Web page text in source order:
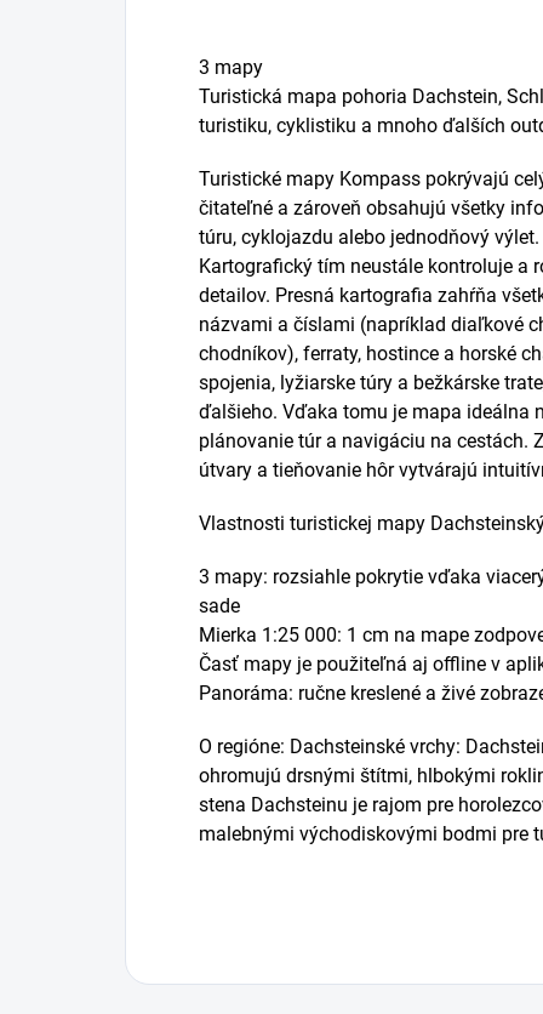
3 mapy
Turistická mapa pohoria Dachstein,
turistiku, cyklistiku a mnoho ďalších
Turistické mapy Kompass pokrývajú
čitateľné a zároveň obsahujú všetky
túru, cyklojazdu alebo jednodňový
Kartografický tím neustále kontroluje a
detailov. Presná kartografia zahŕňa
názvami a číslami (napríklad diaľkové
chodníkov), ferraty, hostince a horské
spojenia, lyžiarske túry a bežkárske
ďalšieho. Vďaka tomu je mapa ideálna
plánovanie túr a navigáciu na cestách.
útvary a tieňovanie hôr vytvárajú
Vlastnosti turistickej mapy
3 mapy: rozsiahle pokrytie vďaka
sade
Mierka 1:25 000: 1 cm na mape
Časť mapy je použiteľná aj offline v
Panoráma: ručne kreslené a živé
O regióne: Dachsteinské vrchy:
ohromujú drsnými štítmi, hlbokými
stena Dachsteinu je rajom pre
malebnými východiskovými bodmi pre